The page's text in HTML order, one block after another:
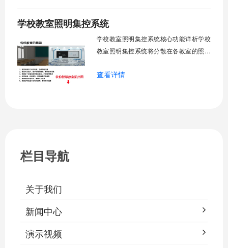
警。管理人员通过平台统一管控，减少人
工巡检工作量，延长设备使用寿命，节约
学校教室照明集控系统
学校教室照明集控系统核心功能详析学校
教室照明集控系统将分散在各教室的照明
关、按需调光、定时策略、能耗监测、故
查看详情
栏目导航
关于我们
新闻中心
演示视频